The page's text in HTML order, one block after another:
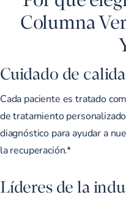
Columna
Cuidado de
Cada paciente es tratado
de tratamiento
diagnóstico para ayudar a
la recuperación.*
Líderes de la